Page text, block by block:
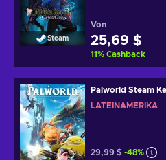
Steam
Von
25,69 $
11% Cashback
Palworld Steam
LATEINAMERIKA
29,99 $ -48%